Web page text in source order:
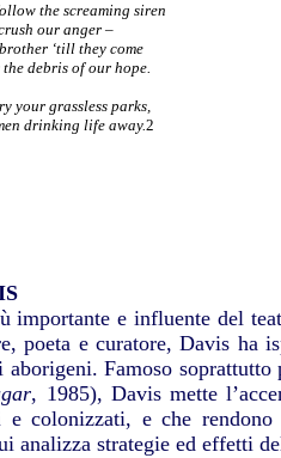
the screaming siren
our anger –
‘till they come
debris of our hope.
your grassless parks,
drinking life away.2
importante e influente del
poeta e curatore, Davis ha
aborigeni. Famoso
, 1985), Davis mette
e colonizzati, e che
analizza strategie ed effetti